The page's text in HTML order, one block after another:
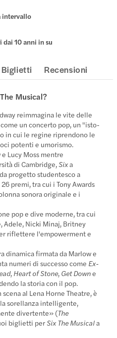
intervallo
10 anni in su
Biglietti Recensioni
Musical?
reimmagina le vite delle
un concerto pop, un "isto-
in cui le regine riprendono le
potenti e umorismo.
Lucy Moss mentre
di Cambridge,Sixa
progetto studentesco a
premi, tra cui i Tony Awards
sonora originale e i
pop e dive moderne, tra cui
Adele, Nicki Minaj, Britney
riflettere l'empowerment e
dinamica firmata da Marlow e
numeri di successo come Ex-
, Heart of Stone, Get Downe
la storia con il pop.
al Lena Horne Theatre, è
sorellanza intelligente,
divertente» (The
biglietti perSix The Musicala